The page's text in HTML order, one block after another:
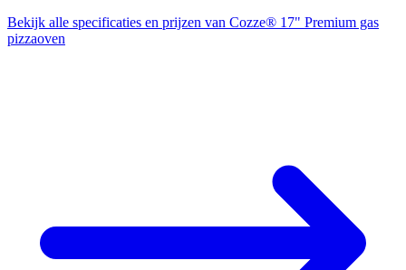
Bekijk alle specificaties en prijzen van Cozze® 17" Premium gas
pizzaoven